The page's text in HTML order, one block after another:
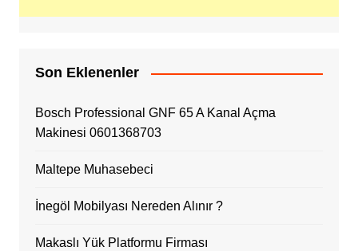
Son Eklenenler
Bosch Professional GNF 65 A Kanal Açma
Makinesi 0601368703
Maltepe Muhasebeci
İnegöl Mobilyası Nereden Alınır ?
Makaslı Yük Platformu Firması